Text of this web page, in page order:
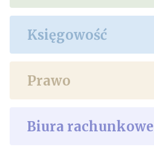
Księgowość
Prawo
Biura rachunkowe